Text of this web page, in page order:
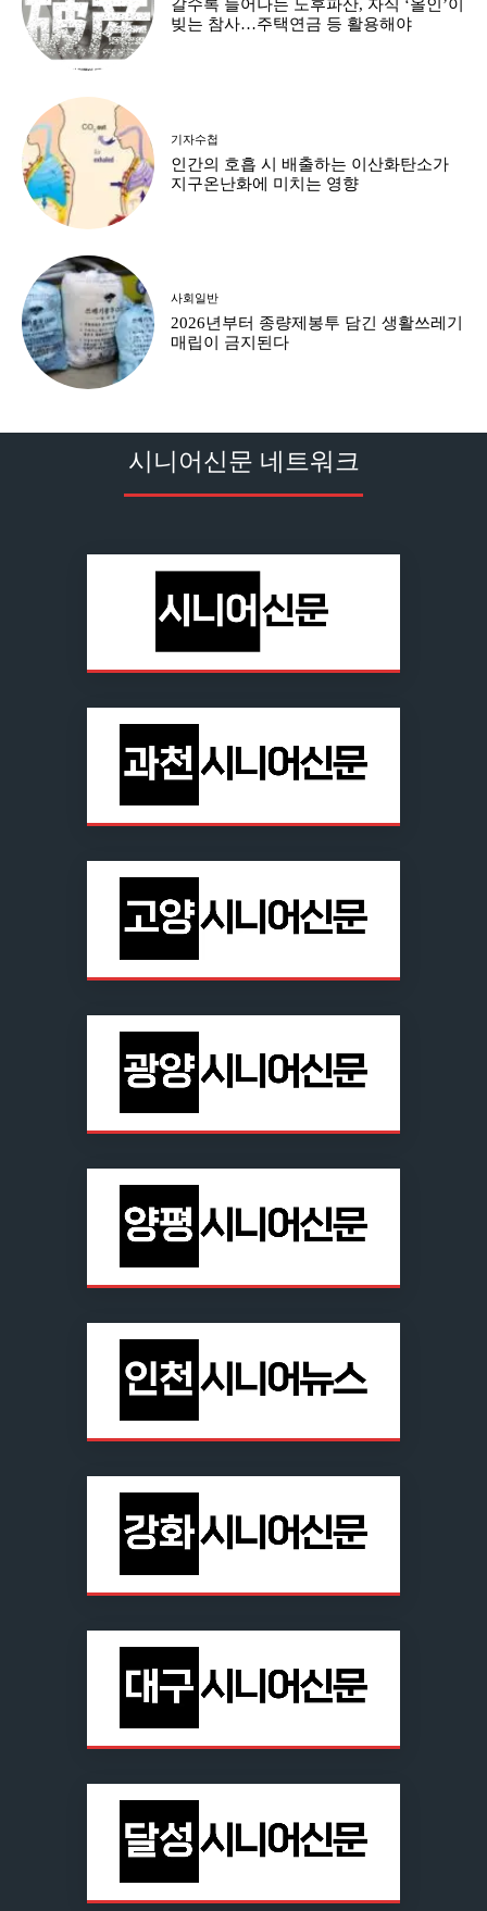
갈수록 늘어나는 노후파산, 자식 ‘올인’이
빚는 참사…주택연금 등 활용해야
기자수첩
인간의 호흡 시 배출하는 이산화탄소가
지구온난화에 미치는 영향
사회일반
2026년부터 종량제봉투 담긴 생활쓰레기
매립이 금지된다
시니어신문 네트워크